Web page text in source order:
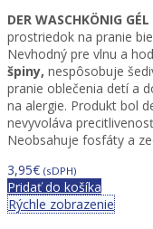
DER WASCHKÖNIG GÉL
prostriedok na pranie
Nevhodný pre vlnu a
špiny, nespôsobuje
pranie oblečenia detí a
na alergie. Produkt bol
nevyvoláva
Neobsahuje fosfáty a
3,95€ (sDPH)
Pridať do košíka
Rýchle zobrazenie